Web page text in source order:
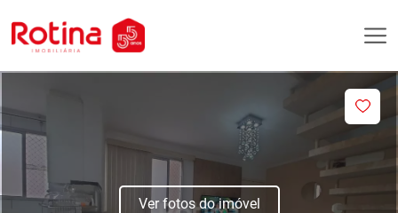
Ver fotos do imóvel